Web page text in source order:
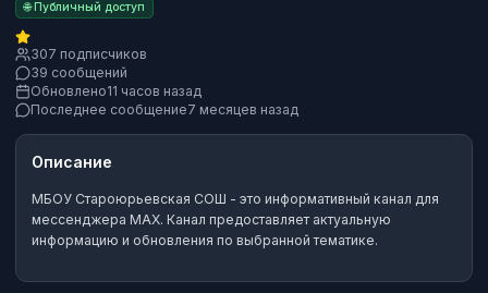
🌐 Публичный доступ
307 подписчиков
39 сообщений
Обновлено11 часов назад
Последнее сообщение7 месяцев назад
Описание
МБОУ Староюрьевская СОШ - это информативный канал для
мессенджера MAX. Канал предоставляет актуальную
информацию и обновления по выбранной тематике.